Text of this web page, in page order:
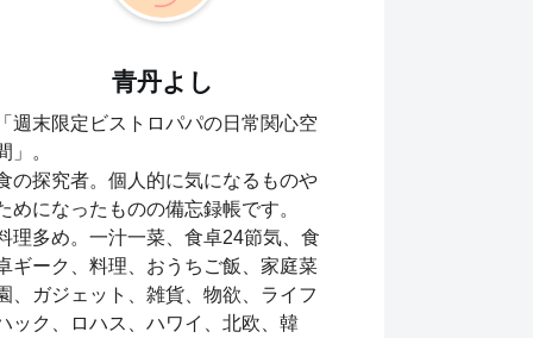
青丹よし
週末限定ビストロパパの日常関心空
」。
の探究者。個人的に気になるものや
めになったものの備忘録帳です。
理多め。一汁一菜、食卓24節気、食
ギーク、料理、おうちご飯、家庭菜
、ガジェット、雑貨、物欲、ライフ
ック、ロハス、ハワイ、北欧、韓